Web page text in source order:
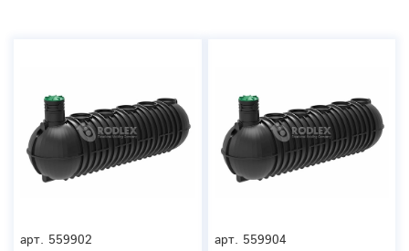
арт. 559902
арт. 559904